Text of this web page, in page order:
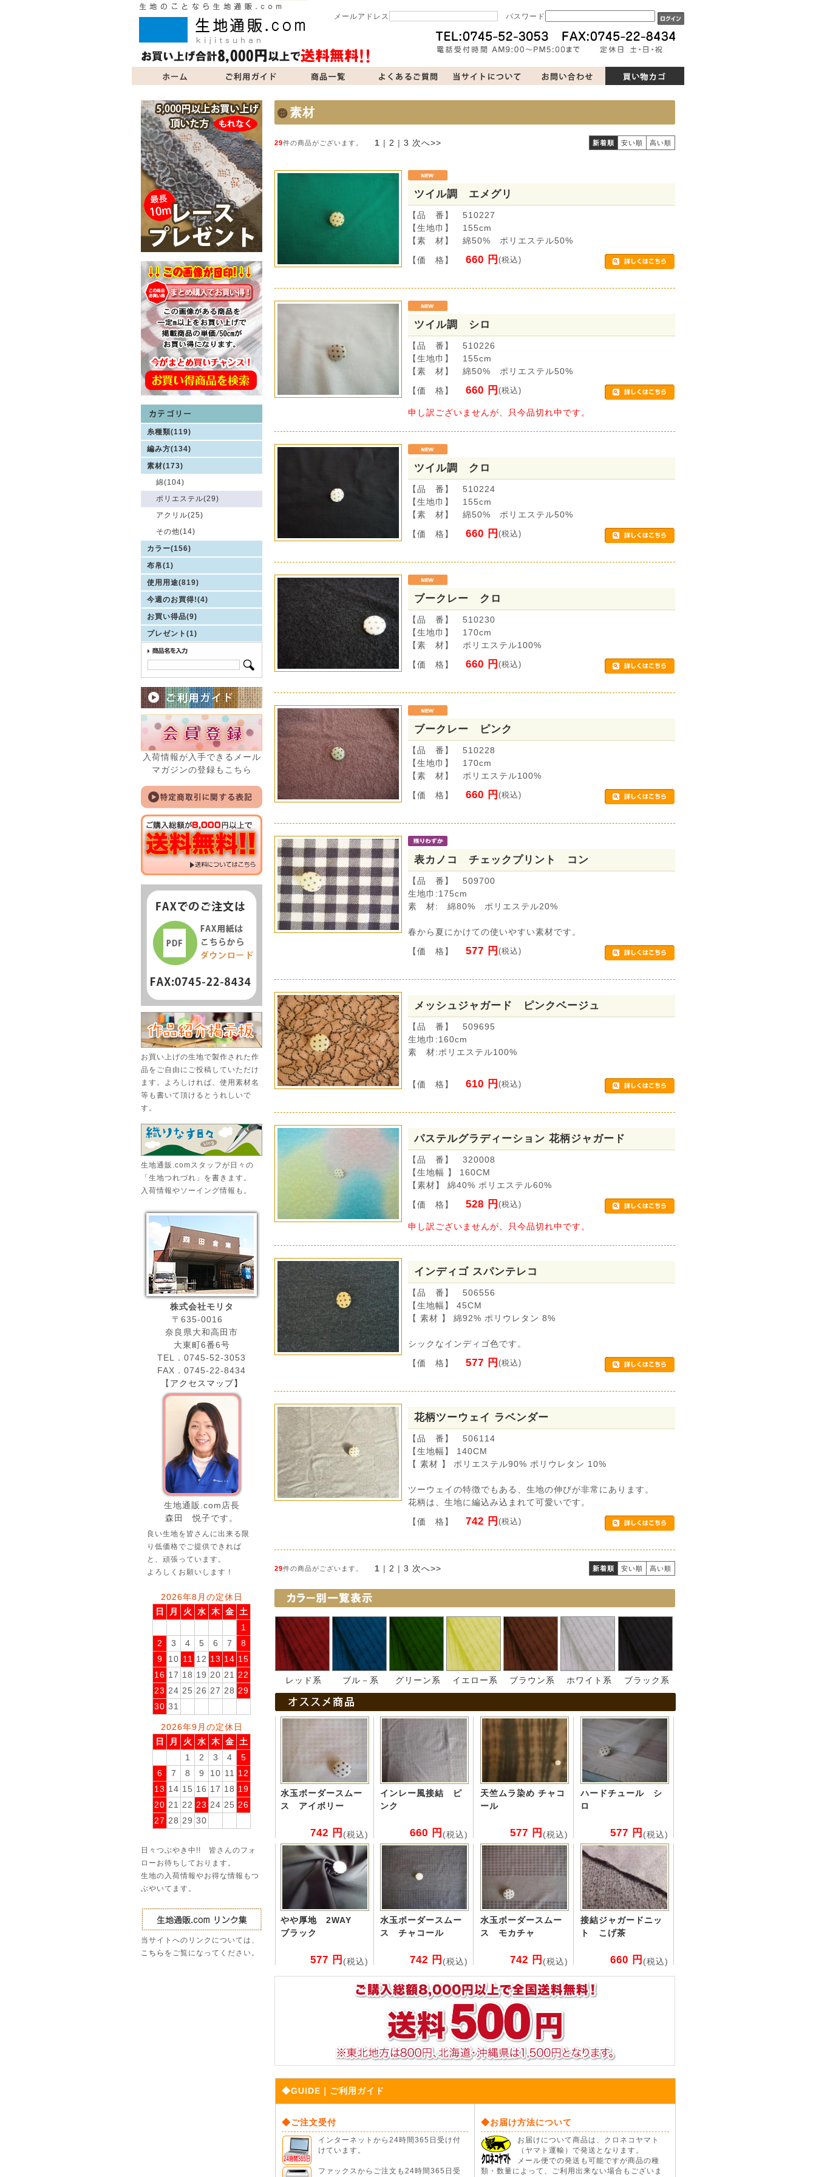
メールアドレス パスワード
よくあるご質問 当サイトについて お問い合わせ 買い物カゴ
糸種類(119)
編み方(134)
素材(173)
綿(104)
ポリエステル(29)
アクリル(25)
その他(14)
カラー(156)
布帛(1)
使用用途(819)
今週のお買得!(4)
お買い得品(9)
プレゼント(1)
入荷情報が入手できるメール
マガジンの登録もこちら
お買い上げの生地で製作された作
品をご自由にご投稿していただけ
ます。よろしければ、使用素材名
等も書いて頂けるとうれしいで
す。
生地通販.comスタッフが日々の
「生地つれづれ」を書きます。
入荷情報やソーイング情報も。
株式会社モリタ
〒635-0016
奈良県大和高田市
大東町6番6号
TEL．0745-52-3053
FAX．0745-22-8434
【 アクセスマップ】
生地通販.com店長
森田 悦子です。
良い生地を皆さんに出来る限
り低価格でご提供できれば
と、頑張っています。
よろしくお願いします！
2026年8月の定休日
日
月 火 水 木 金 土
1
2
3 4 5 6 7
8
9
10 11 12 13 14 15
16 17 18 19 20 21 22
23 24 25 26 27 28 29
30 31
2026年9月の定休日
日
月 火 水 木 金 土
1
2 3 4
5
6
7 8 9 10 11 12
13 14 15 16 17 18 19
20 21 22 23 24 25 26
27 28 29 30
日々つぶやき中!! 皆さんのフォ
ローお待ちしております。
生地の入荷情報やお得な情報もつ
ぶやいてます。
当サイトへのリンクについては、
こちら をご覧になってください。
素材
29件の商品がございます。 1 | 2 | 3 次へ>> 新着順 安い順 高い順
ツイル調 エメグリ
【品 番】 510227
【生地巾】 155cm
【素 材】 綿50% ポリエステル50%
【価 格】 660 円(税込)
ツイル調 シロ
【品 番】 510226
【生地巾】 155cm
【素 材】 綿50% ポリエステル50%
【価 格】 660 円(税込)
申し訳ございませんが、只今品切れ中です。
ツイル調 クロ
【品 番】 510224
【生地巾】 155cm
【素 材】 綿50% ポリエステル50%
【価 格】 660 円(税込)
ブークレー クロ
【品 番】 510230
【生地巾】 170cm
【素 材】 ポリエステル100%
【価 格】 660 円(税込)
ブークレー ピンク
【品 番】 510228
【生地巾】 170cm
【素 材】 ポリエステル100%
【価 格】 660 円(税込)
表カノコ チェックプリント コン
【品 番】 509700
生地巾:175cm
素 材: 綿80% ポリエステル20%
春から夏にかけての使いやすい素材です。
【価 格】 577 円(税込)
メッシュジャガード ピンクベージュ
【品 番】 509695
生地巾:160cm
素 材:ポリエステル100%
【価 格】 610 円(税込)
パステルグラディーション 花柄ジャガード
【品 番】 320008
【生地幅 】 160CM
【素材】 綿40% ポリエステル60%
【価 格】 528 円(税込)
申し訳ございませんが、只今品切れ中です。
インディゴ スパンテレコ
【品 番】 506556
【生地幅】 45CM
【 素材 】 綿92% ポリウレタン 8%
シックなインディゴ色です。
【価 格】 577 円(税込)
花柄ツーウェイ ラベンダー
【品 番】 506114
【生地幅】 140CM
【 素材 】 ポリエステル90% ポリウレタン 10%
ツーウェイの特徴でもある、生地の伸びが非常にあります。
花柄は、生地に編込み込まれて可愛いです。
【価 格】 742 円(税込)
29件の商品がございます。 1 | 2 | 3 次へ>> 新着順 安い順 高い順
レッド系 ブル－系 グリーン系 イエロー系 ブラウン系 ホワイト系 ブラック系
水玉ボーダースムー
ス アイボリー
742 円 (税込)
インレー風接結 ピ
ンク
660 円 (税込)
天竺ムラ染め チャコ
ール
577 円 (税込)
ハードチュール シ
ロ
577 円 (税込)
やや厚地 2WAY
ブラック
577 円 (税込)
水玉ボーダースムー
ス チャコール
742 円 (税込)
水玉ボーダースムー
ス モカチャ
742 円 (税込)
接結ジャガードニッ
ト こげ茶
660 円 (税込)
◆GUIDE｜ご利用ガイド
◆ご注文受付
インターネットから24時間365日受け付
けています。
ファックスからご注文も24時間365日受
◆お届け方法について
お届けについて商品は、クロネコヤマト
（ヤマト運輸）で発送となります。
メール便での発送も可能ですが商品の種
類・数量によって、ご利用出来ない場合もございま